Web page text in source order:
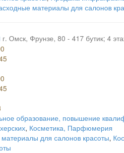
материалы для салонов
г. Омск, Фрунзе, 80 - 417 бутик; 4
образование, повышение
, Косметика, Парфюмерия
для салонов красоты,